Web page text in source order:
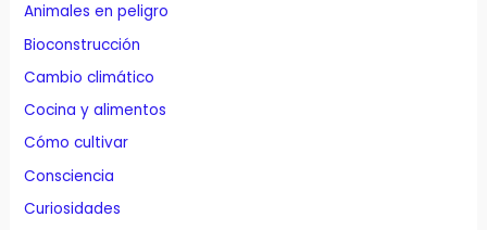
Animales en peligro
Bioconstrucción
Cambio climático
Cocina y alimentos
Cómo cultivar
Consciencia
Curiosidades